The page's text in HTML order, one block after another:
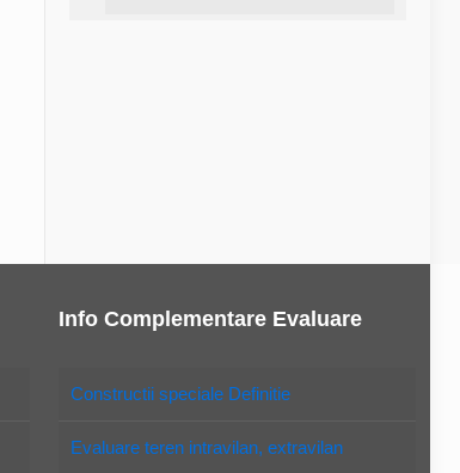
Info Complementare Evaluare
Constructii speciale Definitie
Evaluare teren intravilan, extravilan